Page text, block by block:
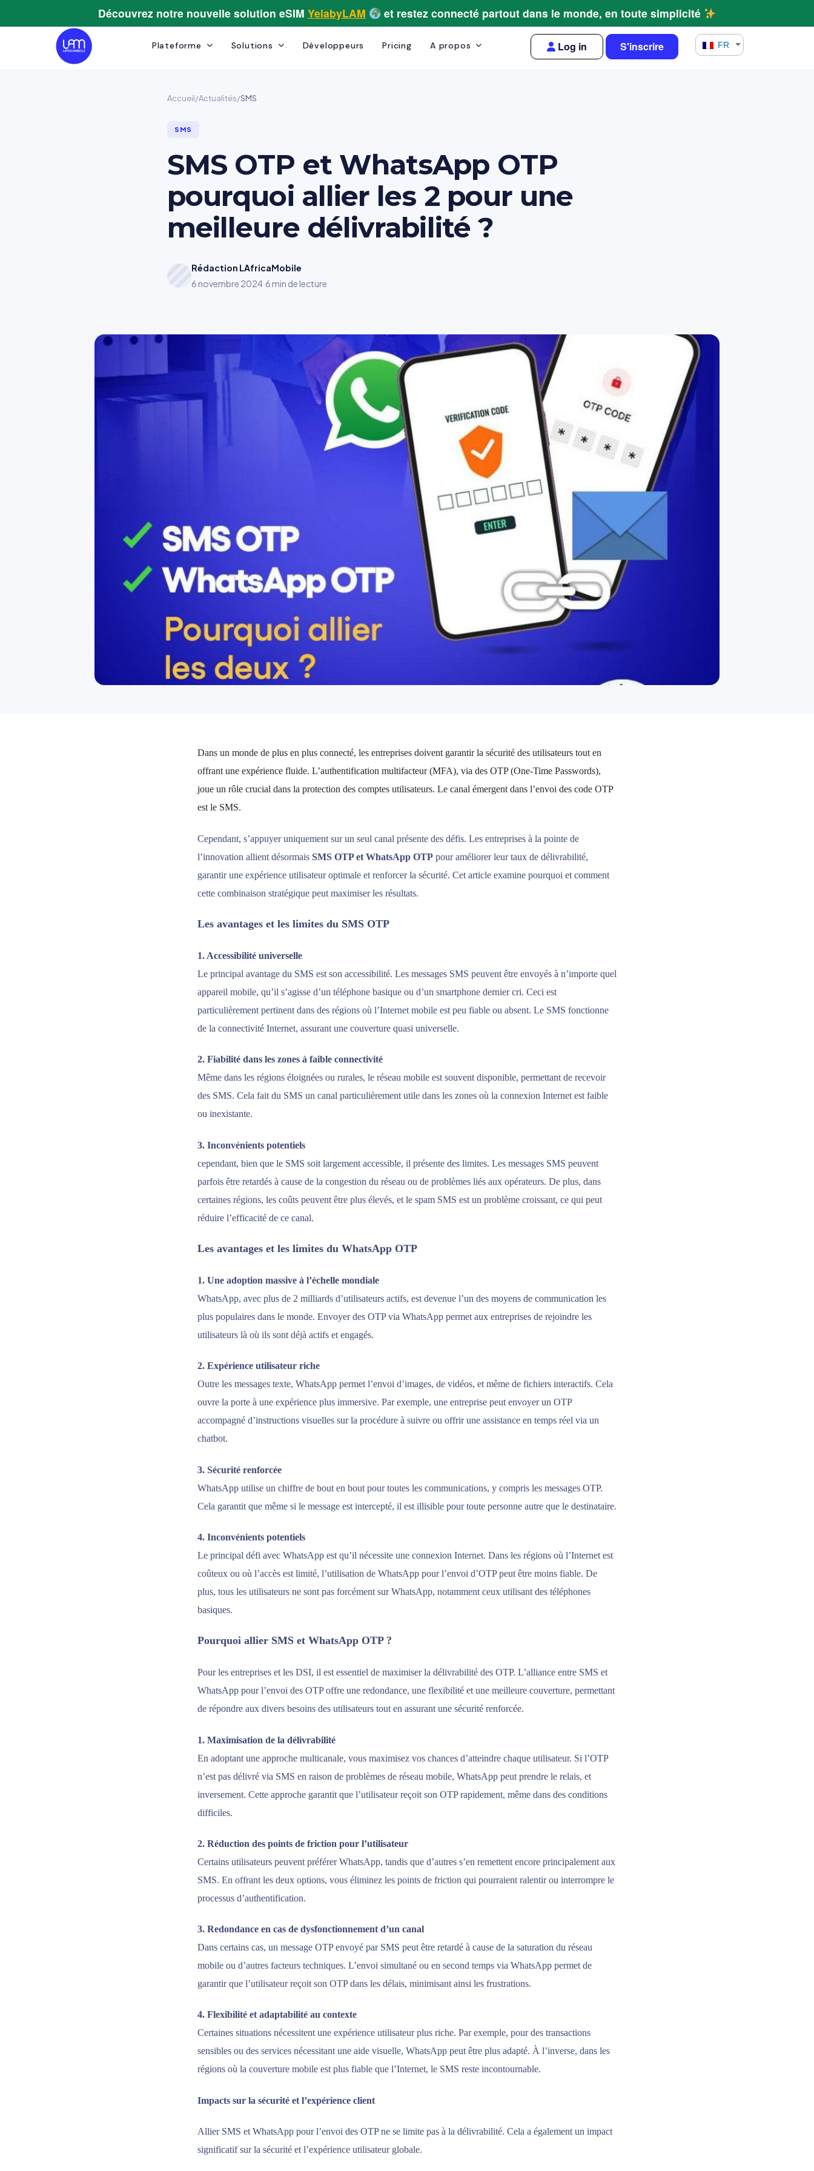
Découvrez notre nouvelle solution eSIM YelabyLAM et restez connecté partout dans le monde, en toute simplicité
Plateforme Solutions Développeurs Pricing A propos Log in S'inscrire FR
Accueil/Actualités/SMS
SMS
SMS OTP et WhatsApp OTP
pourquoi allier les 2 pour une
meilleure délivrabilité ?
Rédaction LAfricaMobile
6 novembre 2024·6 min de lecture
Dans un monde de plus en plus connecté, les entreprises doivent garantir la sécurité des utilisateurs tout en
offrant une expérience fluide. L’authentification multifacteur (MFA), via des OTP (One-Time Passwords),
joue un rôle crucial dans la protection des comptes utilisateurs. Le canal émergent dans l’envoi des code OTP
est le SMS.
Cependant, s’appuyer uniquement sur un seul canal présente des défis. Les entreprises à la pointe de
l’innovation allient désormais SMS OTP et WhatsApp OTP pour améliorer leur taux de délivrabilité,
garantir une expérience utilisateur optimale et renforcer la sécurité. Cet article examine pourquoi et comment
cette combinaison stratégique peut maximiser les résultats.
Les avantages et les limites du SMS OTP
1. Accessibilité universelle
Le principal avantage du SMS est son accessibilité. Les messages SMS peuvent être envoyés à n’importe quel
appareil mobile, qu’il s’agisse d’un téléphone basique ou d’un smartphone dernier cri. Ceci est
particulièrement pertinent dans des régions où l’Internet mobile est peu fiable ou absent. Le SMS fonctionne
de la connectivité Internet, assurant une couverture quasi universelle.
2. Fiabilité dans les zones à faible connectivité
Même dans les régions éloignées ou rurales, le réseau mobile est souvent disponible, permettant de recevoir
des SMS. Cela fait du SMS un canal particulièrement utile dans les zones où la connexion Internet est faible
ou inexistante.
3. Inconvénients potentiels
cependant, bien que le SMS soit largement accessible, il présente des limites. Les messages SMS peuvent
parfois être retardés à cause de la congestion du réseau ou de problèmes liés aux opérateurs. De plus, dans
certaines régions, les coûts peuvent être plus élevés, et le spam SMS est un problème croissant, ce qui peut
réduire l’efficacité de ce canal.
Les avantages et les limites du WhatsApp OTP
1. Une adoption massive à l’échelle mondiale
WhatsApp, avec plus de 2 milliards d’utilisateurs actifs, est devenue l’un des moyens de communication les
plus populaires dans le monde. Envoyer des OTP via WhatsApp permet aux entreprises de rejoindre les
utilisateurs là où ils sont déjà actifs et engagés.
2. Expérience utilisateur riche
Outre les messages texte, WhatsApp permet l’envoi d’images, de vidéos, et même de fichiers interactifs. Cela
ouvre la porte à une expérience plus immersive. Par exemple, une entreprise peut envoyer un OTP
accompagné d’instructions visuelles sur la procédure à suivre ou offrir une assistance en temps réel via un
chatbot.
3. Sécurité renforcée
WhatsApp utilise un chiffre de bout en bout pour toutes les communications, y compris les messages OTP.
Cela garantit que même si le message est intercepté, il est illisible pour toute personne autre que le destinataire.
4. Inconvénients potentiels
Le principal défi avec WhatsApp est qu’il nécessite une connexion Internet. Dans les régions où l’Internet est
coûteux ou où l’accès est limité, l’utilisation de WhatsApp pour l’envoi d’OTP peut être moins fiable. De
plus, tous les utilisateurs ne sont pas forcément sur WhatsApp, notamment ceux utilisant des téléphones
basiques.
Pourquoi allier SMS et WhatsApp OTP ?
Pour les entreprises et les DSI, il est essentiel de maximiser la délivrabilité des OTP. L’alliance entre SMS et
WhatsApp pour l’envoi des OTP offre une redondance, une flexibilité et une meilleure couverture, permettant
de répondre aux divers besoins des utilisateurs tout en assurant une sécurité renforcée.
1. Maximisation de la délivrabilité
En adoptant une approche multicanale, vous maximisez vos chances d’atteindre chaque utilisateur. Si l’OTP
n’est pas délivré via SMS en raison de problèmes de réseau mobile, WhatsApp peut prendre le relais, et
inversement. Cette approche garantit que l’utilisateur reçoit son OTP rapidement, même dans des conditions
difficiles.
2. Réduction des points de friction pour l’utilisateur
Certains utilisateurs peuvent préférer WhatsApp, tandis que d’autres s’en remettent encore principalement aux
SMS. En offrant les deux options, vous éliminez les points de friction qui pourraient ralentir ou interrompre le
processus d’authentification.
3. Redondance en cas de dysfonctionnement d’un canal
Dans certains cas, un message OTP envoyé par SMS peut être retardé à cause de la saturation du réseau
mobile ou d’autres facteurs techniques. L’envoi simultané ou en second temps via WhatsApp permet de
garantir que l’utilisateur reçoit son OTP dans les délais, minimisant ainsi les frustrations.
4. Flexibilité et adaptabilité au contexte
Certaines situations nécessitent une expérience utilisateur plus riche. Par exemple, pour des transactions
sensibles ou des services nécessitant une aide visuelle, WhatsApp peut être plus adapté. À l’inverse, dans les
régions où la couverture mobile est plus fiable que l’Internet, le SMS reste incontournable.
Impacts sur la sécurité et l’expérience client
Allier SMS et WhatsApp pour l’envoi des OTP ne se limite pas à la délivrabilité. Cela a également un impact
significatif sur la sécurité et l’expérience utilisateur globale.